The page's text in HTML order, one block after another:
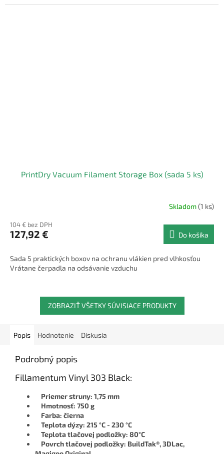
PrintDry Vacuum Filament Storage Box (sada 5 ks)
Skladom(1 ks)
104 € bez DPH
127,92 € Do košíka
Sada 5 praktických boxov na ochranu vlákien pred vlhkosťou
Vrátane čerpadla na odsávanie vzduchu
ZOBRAZIŤ VŠETKY SÚVISIACE PRODUKTY
Popis Hodnotenie Diskusia
Podrobný popis
Fillamentum Vinyl 303 Black:
Priemer struny: 1,75 mm
Hmotnosť: 750 g
Farba: čierna
Teplota dýzy: 215 °C - 230 °C
Teplota tlačovej podložky: 80°C
Povrch tlačovej podložky: BuildTak®, 3DLac,